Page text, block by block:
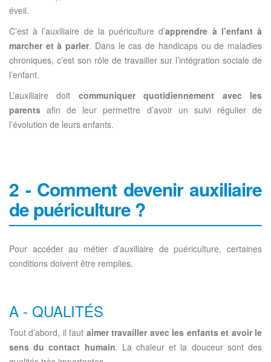
éveil.
C’est à l’auxiliaire de la puériculture d’apprendre à l’enfant à
marcher et à parler. Dans le cas de handicaps ou de maladies
chroniques, c’est son rôle de travailler sur l’intégration sociale de
l’enfant.
L’auxiliaire doit communiquer quotidiennement avec les
parents afin de leur permettre d’avoir un suivi régulier de
l’évolution de leurs enfants.
2 - Comment devenir auxiliaire
de puériculture ?
Pour accéder au métier d’auxiliaire de puériculture, certaines
conditions doivent être remplies.
A - QUALITÉS
Tout d’abord, il faut aimer travailler avec les enfants et avoir le
sens du contact humain. La chaleur et la douceur sont des